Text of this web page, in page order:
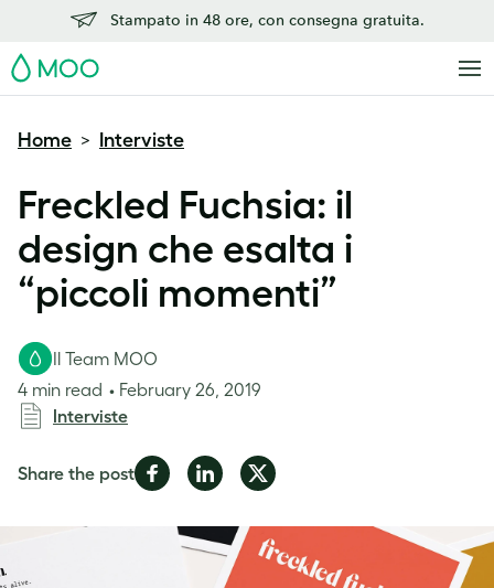
Stampato in 48 ore, con consegna gratuita.
MOO
Home > Interviste
Freckled Fuchsia: il
design che esalta i
“piccoli momenti”
Il Team MOO
4 min read
February 26, 2019
Interviste
Share the postShare
Facebook
Share
LinkedIn
Share
Twitter